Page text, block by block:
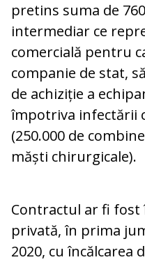
pretins suma de
intermediar ce
comercială pentru
companie de stat,
de achiziție a
împotriva infectării
(250.000 de
măști chirurgicale).
Contractul ar fi fost
privată, în prima
2020, cu încălcarea